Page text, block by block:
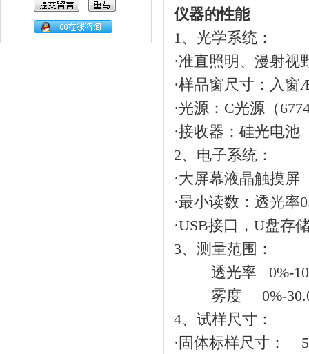
仪器的性能
1、光学系统：
·准直照明、漫射视
·样品窗尺寸：入
·光源：C光源（
·接收器：硅光电池
2、电子系统：
·大屏幕液晶触摸屏
·最小读数：透光
·USB接口，U盘存
3、测量范围：
透光率 0%-
雾度 0%-
4、试样尺寸：
·固体标样尺寸：